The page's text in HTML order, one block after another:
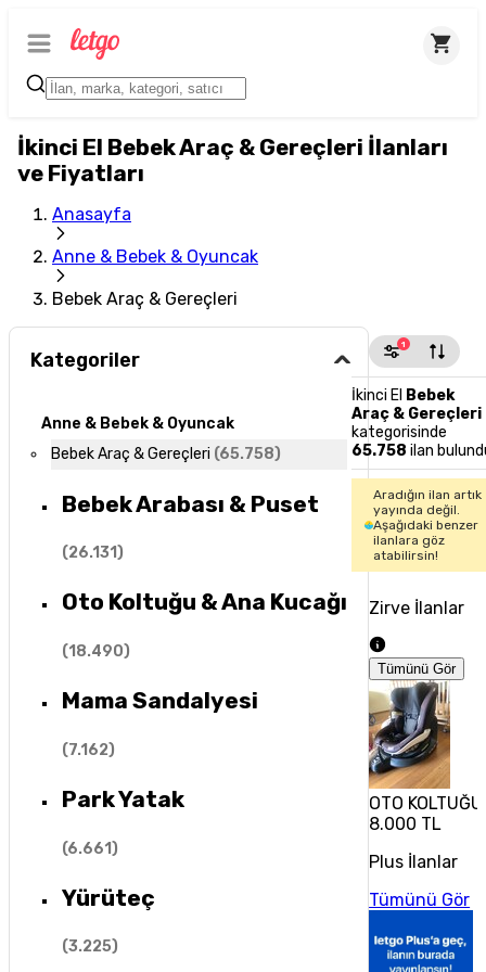
İkinci El Bebek Araç & Gereçleri İlanları
ve Fiyatları
Anasayfa
Anne & Bebek & Oyuncak
Bebek Araç & Gereçleri
Kategoriler
Anne & Bebek & Oyuncak
Bebek Araç & Gereçleri (65.758)
Bebek Arabası & Puset
(26.131)
Oto Koltuğu & Ana Kucağı
(18.490)
Mama Sandalyesi
(7.162)
Park Yatak
(6.661)
Yürüteç
(3.225)
1
İkinci El Bebek
Araç & Gereçleri
kategorisinde
65.758 ilan
Aradığın ilan artık
yayında değil.
Aşağıdaki benzer
ilanlara göz
atabilirsin!
Zirve İlanlar
Tümünü Gör
OTO
8.000 TL
Plus İlanlar
Tümünü Gör